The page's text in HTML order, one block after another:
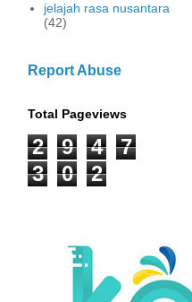
jelajah rasa nusantara
(42)
Report Abuse
Total Pageviews
2 9 4
7
3
0 2